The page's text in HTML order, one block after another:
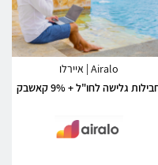
Airalo | איירלו
גלישה לחו"ל + 9% קאשבק